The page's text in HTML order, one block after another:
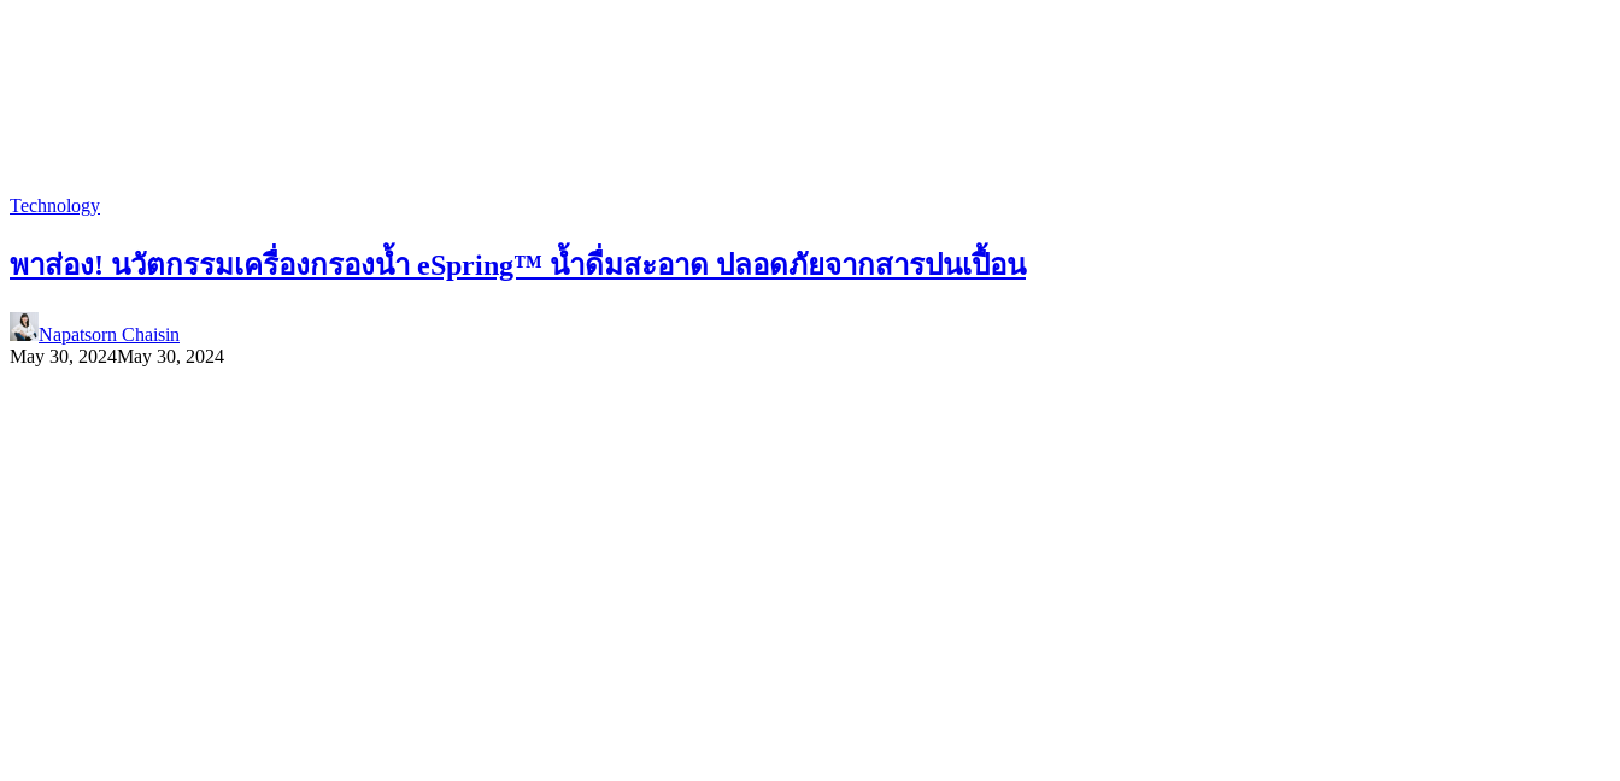
Technology
พาส่อง! นวัตกรรมเครื่องกรองน้ำ eSpring™ น้ำดื่มสะอาด ปลอดภัยจากสารปนเปื้อน
Napatsorn Chaisin
May 30, 2024May 30, 2024